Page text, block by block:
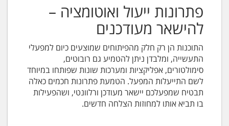
פתרונות ייעול ואוטומציה –
להישאר מעודכנים
התוכנות הן רק חלק מהפיתוחים שמוצעים כיום למפעלי
התעשייה, ומלבדן ניתן להטמיע גם רובוטים,
סימולטורים, אפליקציות ומערכות שונות שפותחו במיוחד
לשם התייעלות המפעל. הטמעת פתרונות חכמים כאלה
תבטיח שמפעלכם יישאר מעודכן ורלוונטי, ושהפעילות
בו תביא אותו למחוזות הצלחה חדשים.